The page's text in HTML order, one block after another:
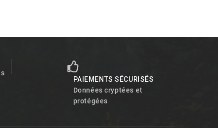
PAIEMENTS SÉCURISÉS
Données cryptées et
protégées